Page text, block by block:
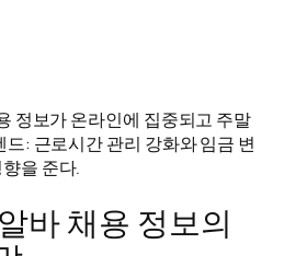
정보가 온라인에 집중되고 주말
: 근로시간 관리 강화와 임금 변
을 준다.
바 채용 정보의